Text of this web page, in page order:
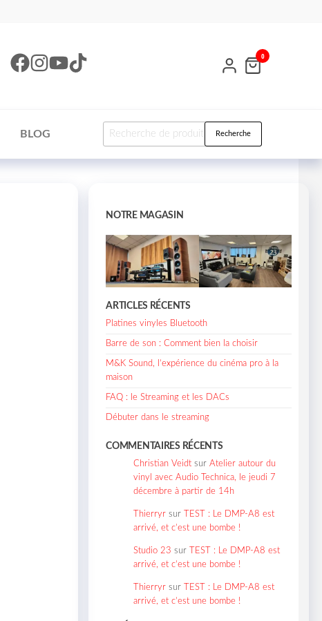
0
BLOG Recherche
NOTRE MAGASIN
ARTICLES RÉCENTS
Platines vinyles Bluetooth
Barre de son : Comment bien la choisir
M&K Sound, l’expérience du cinéma pro à la
maison
FAQ : le Streaming et les DACs
Débuter dans le streaming
COMMENTAIRES RÉCENTS
Christian Veidt surAtelier autour du
vinyl avec Audio Technica, le jeudi 7
décembre à partir de 14h
Thierryr sur
TEST : Le DMP-A8 est
arrivé, et c’est une bombe !
Studio 23 sur
TEST : Le DMP-A8 est
arrivé, et c’est une bombe !
Thierryr sur
TEST : Le DMP-A8 est
arrivé, et c’est une bombe !